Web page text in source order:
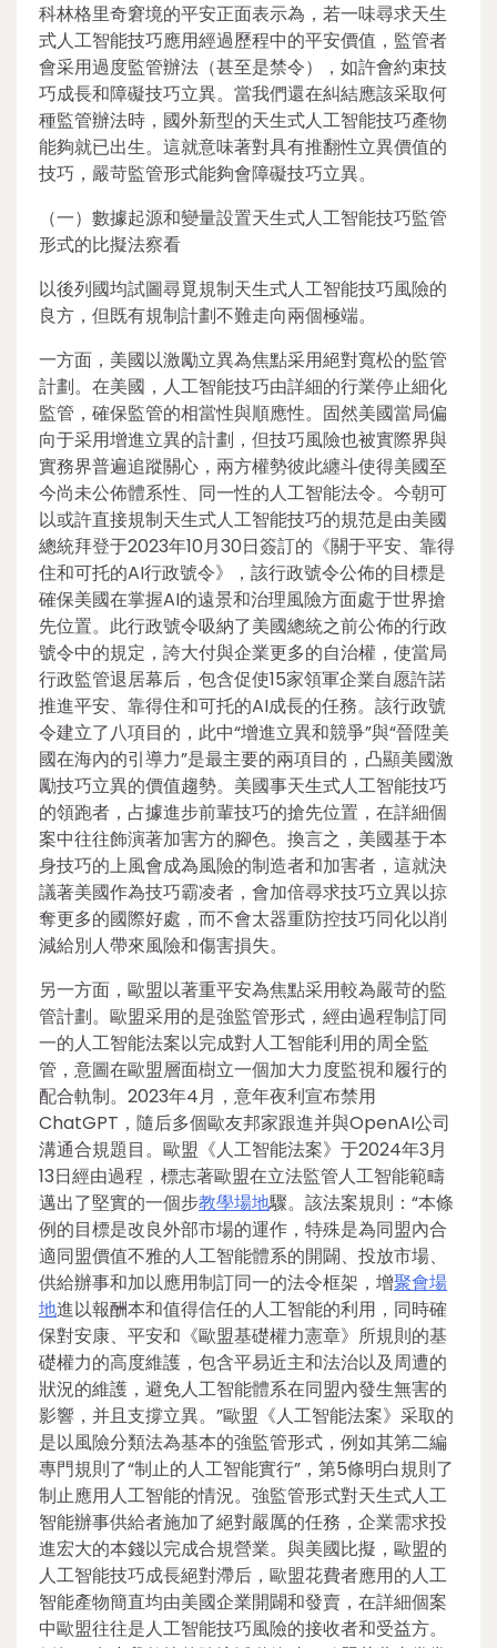
科林格里奇窘境的平安正面表示為，若一味尋求天生
式人工智能技巧應用經過歷程中的平安價值，監管者
會采用過度監管辦法（甚至是禁令），如許會約束技
巧成長和障礙技巧立異。當我們還在糾結應該采取何
種監管辦法時，國外新型的天生式人工智能技巧產物
能夠就已出生。這就意味著對具有推翻性立異價值的
技巧，嚴苛監管形式能夠會障礙技巧立異。
（一）數據起源和變量設置天生式人工智能技巧監管
形式的比擬法察看
以後列國均試圖尋覓規制天生式人工智能技巧風險的
良方，但既有規制計劃不難走向兩個極端。
一方面，美國以激勵立異為焦點采用絕對寬松的監管
計劃。在美國，人工智能技巧由詳細的行業停止細化
監管，確保監管的相當性與順應性。固然美國當局偏
向于采用增進立異的計劃，但技巧風險也被實際界與
實務界普遍追蹤關心，兩方權勢彼此纏斗使得美國至
今尚未公佈體系性、同一性的人工智能法令。今朝可
以或許直接規制天生式人工智能技巧的規范是由美國
總統拜登于2023年10月30日簽訂的《關于平安、靠得
住和可托的AI行政號令》，該行政號令公佈的目標是
確保美國在掌握AI的遠景和治理風險方面處于世界搶
先位置。此行政號令吸納了美國總統之前公佈的行政
號令中的規定，誇大付與企業更多的自治權，使當局
行政監管退居幕后，包含促使15家領軍企業自愿許諾
推進平安、靠得住和可托的AI成長的任務。該行政號
令建立了八項目的，此中“增進立異和競爭”與“晉陞美
國在海內的引導力”是最主要的兩項目的，凸顯美國激
勵技巧立異的價值趨勢。美國事天生式人工智能技巧
的領跑者，占據進步前輩技巧的搶先位置，在詳細個
案中往往飾演著加害方的腳色。換言之，美國基于本
身技巧的上風會成為風險的制造者和加害者，這就決
議著美國作為技巧霸凌者，會加倍尋求技巧立異以掠
奪更多的國際好處，而不會太器重防控技巧同化以削
減給別人帶來風險和傷害損失。
另一方面，歐盟以著重平安為焦點采用較為嚴苛的監
管計劃。歐盟采用的是強監管形式，經由過程制訂同
一的人工智能法案以完成對人工智能利用的周全監
管，意圖在歐盟層面樹立一個加大力度監視和履行的
配合軌制。2023年4月，意年夜利宣布禁用
ChatGPT，隨后多個歐友邦家跟進并與OpenAI公司
溝通合規題目。歐盟《人工智能法案》于2024年3月
13日經由過程，標志著歐盟在立法監管人工智能範疇
邁出了堅實的一個步教學場地驟。該法案規則：“本條
例的目標是改良外部市場的運作，特殊是為同盟內合
適同盟價值不雅的人工智能體系的開闢、投放市場、
供給辦事和加以應用制訂同一的法令框架，增聚會場
地進以報酬本和值得信任的人工智能的利用，同時確
保對安康、平安和《歐盟基礎權力憲章》所規則的基
礎權力的高度維護，包含平易近主和法治以及周遭的
狀況的維護，避免人工智能體系在同盟內發生無害的
影響，并且支撐立異。”歐盟《人工智能法案》采取的
是以風險分類法為基本的強監管形式，例如其第二編
專門規則了“制止的人工智能實行”，第5條明白規則了
制止應用人工智能的情況。強監管形式對天生式人工
智能辦事供給者施加了絕對嚴厲的任務，企業需求投
進宏大的本錢以完成合規營業。與美國比擬，歐盟的
人工智能技巧成長絕對滯后，歐盟花費者應用的人工
智能產物簡直均由美國企業開闢和發賣，在詳細個案
中歐盟往往是人工智能技巧風險的接收者和受益方。